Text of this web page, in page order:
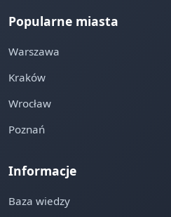
Popularne miasta
Warszawa
Kraków
Wrocław
Poznań
Informacje
Baza wiedzy